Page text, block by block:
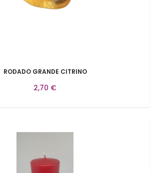
RODADO GRANDE CITRINO
2,70 €